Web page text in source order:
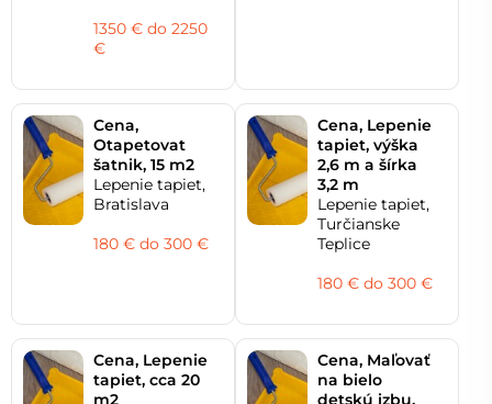
1350 € do 2250
€
Cena,
Otapetovat
šatnik, 15 m2
Lepenie tapiet,
Bratislava
180 € do 300 €
Cena, Lepenie
tapiet, výška
2,6 m a šírka
3,2 m
Lepenie tapiet,
Turčianske
Teplice
180 € do 300 €
Cena, Lepenie
tapiet, cca 20
m2
Cena, Maľovať
na bielo
detskú izbu,